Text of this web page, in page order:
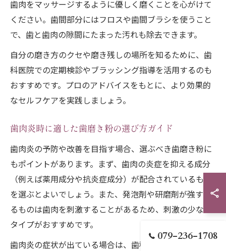
歯肉をマッサージするように優しく磨くことを心がけて
ください。歯間部分にはフロスや歯間ブラシを使うこと
で、歯と歯肉の隙間にたまった汚れも除去できます。
自分の磨き方のクセや磨き残しの場所を知るために、歯
科医院での定期検診やブラッシング指導を活用するのも
おすすめです。プロのアドバイスをもとに、より効果的
なセルフケアを実践しましょう。
歯肉炎時に適した歯磨き粉の選び方ガイド
歯肉炎の予防や改善を目指す場合、選ぶべき歯磨き粉に
もポイントがあります。まず、歯肉の炎症を抑える成分
（例えば薬用成分や抗炎症成分）が配合されているもの
を選ぶとよいでしょう。また、発泡剤や研磨剤が強すぎ
るものは歯肉を刺激することがあるため、刺激の少ない
タイプがおすすめです。
歯肉炎の症状が出ている場合は、歯科医院で推奨されて
079-236-1708